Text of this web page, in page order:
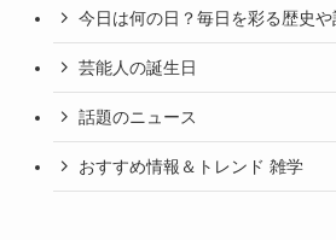
今日は何の日？毎日を彩る歴史や
芸能人の誕生日
話題のニュース
おすすめ情報＆トレンド 雑学